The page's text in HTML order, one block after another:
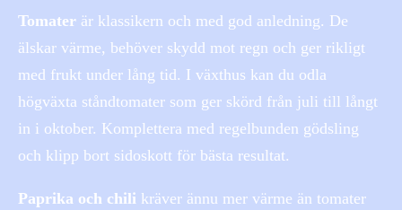
Tomater är klassikern och med god anledning. De
älskar värme, behöver skydd mot regn och ger rikligt
med frukt under lång tid. I växthus kan du odla
högväxta ståndtomater som ger skörd från juli till långt
in i oktober. Komplettera med regelbunden gödsling
och klipp bort sidoskott för bästa resultat.
Paprika och chili kräver ännu mer värme än tomater